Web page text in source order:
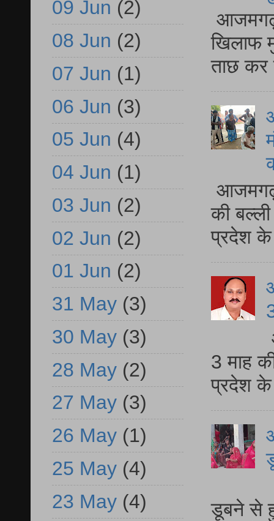
आजमगढ़
खिलाफ
ताछ कर
आजमगढ़
की
प्रदेश
3 माह
प्रदेश
डूबने से
09 Jun (2)
08 Jun (2)
07 Jun (1)
06 Jun (3)
05 Jun (4)
04 Jun (1)
03 Jun (2)
02 Jun (2)
01 Jun (2)
31 May (3)
30 May (3)
28 May (2)
27 May (3)
26 May (1)
25 May (4)
23 May (4)